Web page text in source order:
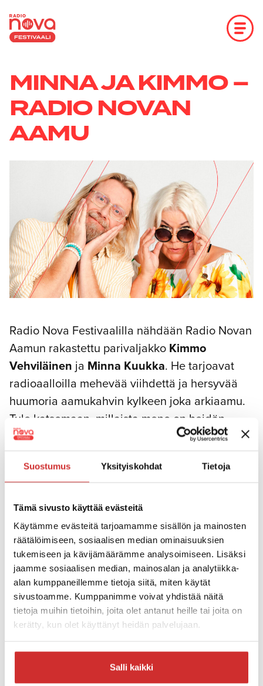
Suostumus Yksityiskohdat Tietoja
Tämä sivusto käyttää evästeitä
Käytämme evästeitä tarjoamamme sisällön ja mainosten
räätälöimiseen, sosiaalisen median ominaisuuksien
tukemiseen ja kävijämäärämme analysoimiseen. Lisäksi
jaamme sosiaalisen median, mainosalan ja analytiikka-
alan kumppaneillemme tietoja siitä, miten käytät
sivustoamme. Kumppanimme voivat yhdistää näitä
tietoja muihin tietoihin, joita olet antanut heille tai joita on
kerätty, kun olet käyttänyt heidän palvelujaan.
Salli kaikki
sisältöön
MINNA JA KIMMO –
RADIO NOVAN
AAMU
Radio Nova Festivaalilla nähdään Radio Novan
Aamun rakastettu parivaljakko Kimmo
Vehviläinen ja Minna Kuukka. He tarjoavat
radioaalloilla mehevää viihdettä ja hersyvää
huumoria aamukahvin kylkeen joka arkiaamu.
Tule katsomaan, millaista meno on heidän
kanssaan festivaaleilla!
Kimmo Vehviläinen
vastapainoksi lähden yksin metsään
kävelemään. Harrastan upeiden ja omituisten
kokemusten keräämistä. En usko
kuolemanjälkeiseen elämään, mutta tähän
elämään uskon, ja yritän elää tämän oman
ainoani mahdollisimman täysillä. Pyrin siis
aina sanomaan kaikkeen ”joo, kokeillaan,
mennään vaan!”
Minna Kuukka